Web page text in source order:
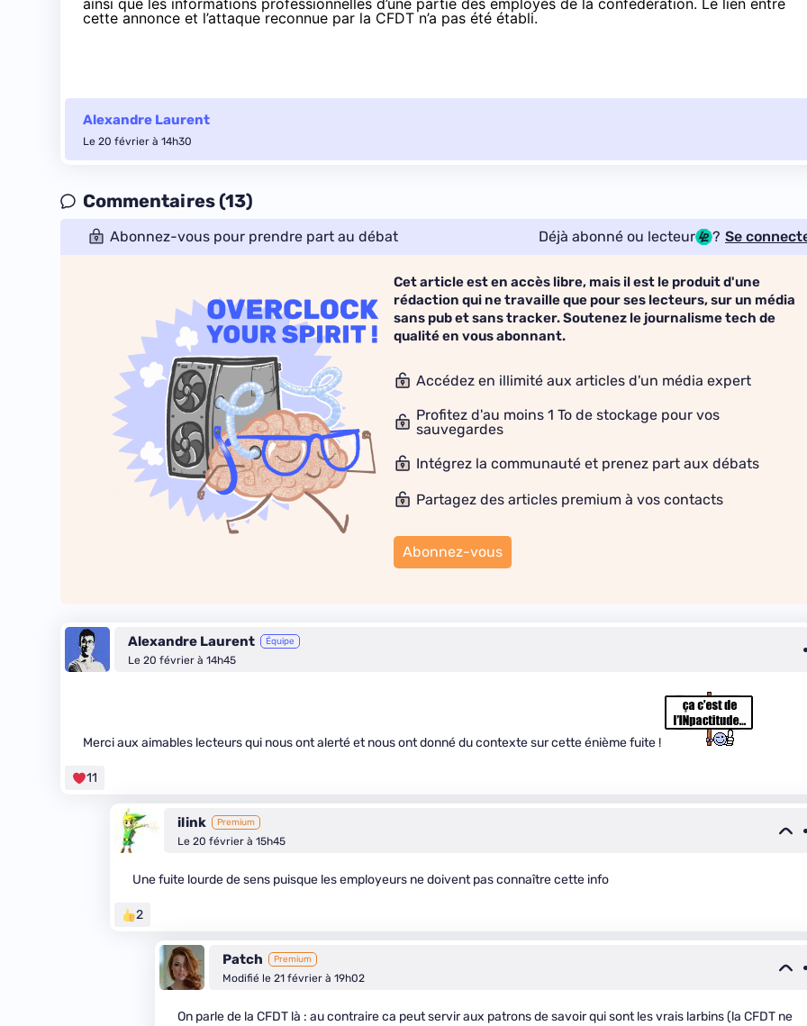
ainsi que les informations professionnelles d’une partie des employés de la confédération. Le lien entre
cette annonce et l’attaque reconnue par la CFDT n’a pas été établi.
Alexandre Laurent
Le 20 février à 14h30
Commentaires (13)
Abonnez-vous pour prendre part au débat Déjà abonné ou lecteur ? Se
Cet article est en accès libre, mais il est le produit d'une
rédaction qui ne travaille que pour ses lecteurs, sur un média
sans pub et sans tracker. Soutenez le journalisme tech de
qualité en vous abonnant.
Accédez en illimité aux articles d'un média expert
Profitez d'au moins 1 To de stockage pour vos
sauvegardes
Intégrez la communauté et prenez part aux débats
Partagez des articles premium à vos contacts
Abonnez-vous
Alexandre Laurent Équipe
Le 20 février à 14h45
Merci aux aimables lecteurs qui nous ont alerté et nous ont donné du contexte sur cette énième fuite !
11
ilink Premium
Le 20 février à 15h45
Une fuite lourde de sens puisque les employeurs ne doivent pas connaître cette info
2
Patch Premium
Modifié le 21 février à 19h02
On parle de la CFDT là : au contraire ca peut servir aux patrons de savoir qui sont les vrais larbins (la CFDT ne